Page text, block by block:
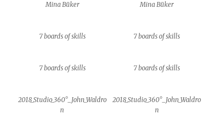
Mina Büker Mina Büker
7 boards of skills 7 boards of skills
7 boards of skills 7 boards of skills
2018_Studio_360°_John_Waldro
n
2018_Studio_360°_John_Waldro
n